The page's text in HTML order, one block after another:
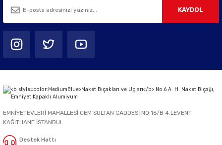
KAYDOL
EMNİYETEVLERİ MAHALLESİ CEM SULTAN CADDESİ NO:16/B 4.LEVENT
KAĞITHANE İSTANBUL
Destek Hattı